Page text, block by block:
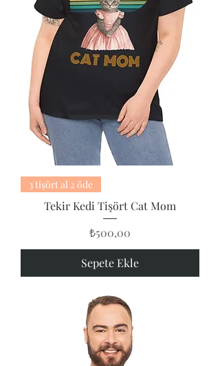
3 tişört al 2 öde
Tekir Kedi Tişört Cat Mom
Fiyat
₺500,00
Sepete Ekle